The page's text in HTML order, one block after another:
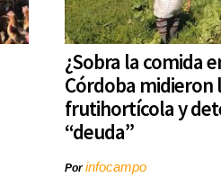
¿Sobra la comida
Córdoba midieron
frutihortícola y
“deuda”
Porinfocampo